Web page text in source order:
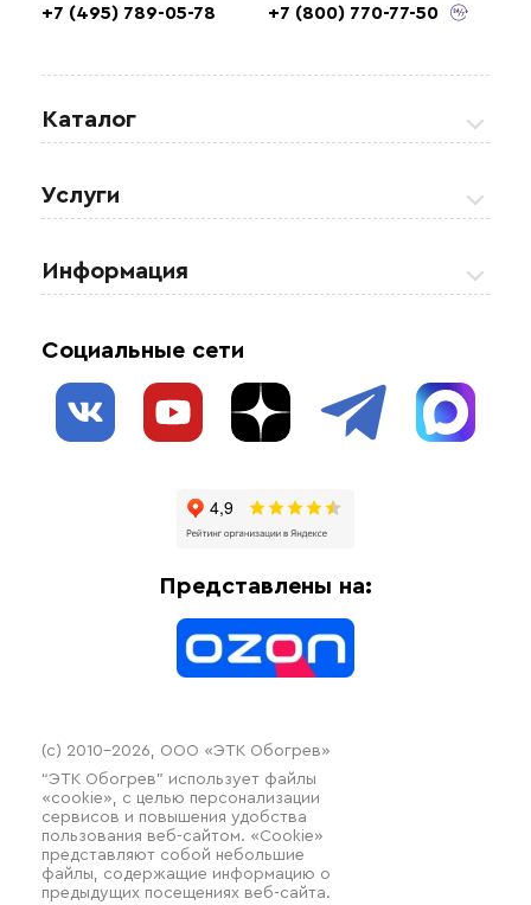
+7 (495) 789-05-78 +7 (800) 770-77-50
Каталог
Регулирующая аппаратура
Взрывозащищенное оборудование
Системы защиты от протечки
Отопительное оборудование
Услуги
Обогрев резервуаров
Обогрев трубопроводов
Информация
Блог
Социальные сети
Представлены на:
(c) 2010–2026, ООО «ЭТК Обогрев»
“ЭТК Обогрев” использует файлы
«cookie», с целью персонализации
сервисов и повышения удобства
пользования веб-сайтом. «Cookie»
представляют собой небольшие
файлы, содержащие информацию о
предыдущих посещениях веб-сайта.